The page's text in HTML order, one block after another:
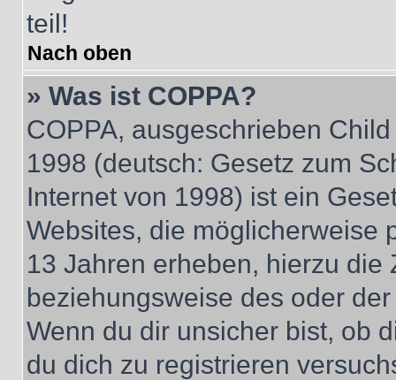
teil!
Nach oben
» Was ist COPPA?
COPPA, ausgeschrieben
1998 (deutsch: Gesetz zum
Internet von 1998) ist ein
Websites, die möglicherweise
13 Jahren erheben, hierzu die
beziehungsweise des oder
Wenn du dir unsicher bist, ob
du dich zu registrieren